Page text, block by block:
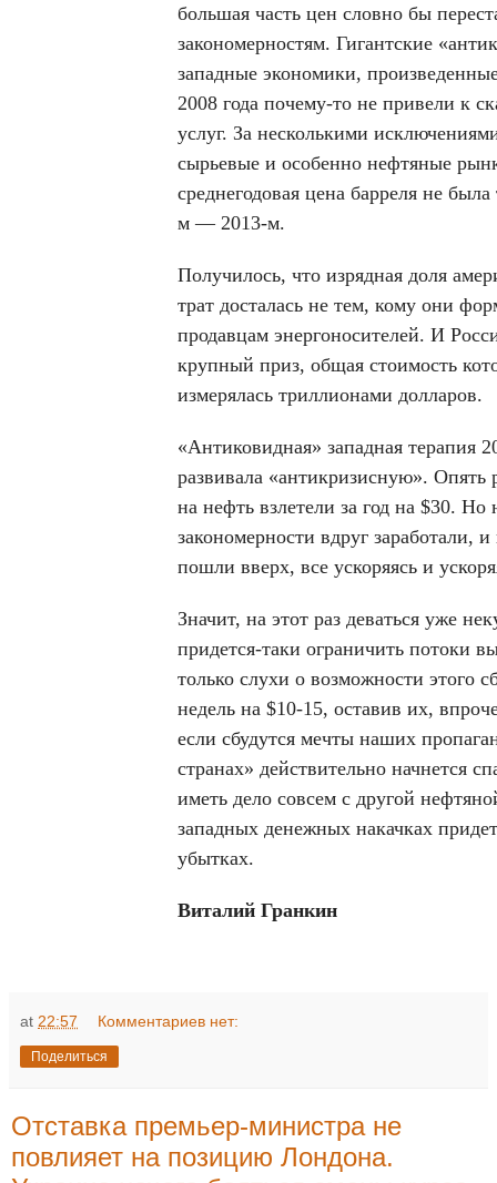
большая часть цен словно бы
закономерностям. Гигантские
западные экономики,
2008 года почему-то не привели к
услуг. За несколькими
сырьевые и особенно нефтяные
среднегодовая цена барреля не
м — 2013-м.
Получилось, что изрядная доля
трат досталась не тем, кому они
продавцам энергоносителей. И
крупный приз, общая стоимость
измерялась триллионами долларов.
«Антиковидная» западная терапия
развивала «антикризисную».
на нефть взлетели за год на $30.
закономерности вдруг заработали,
пошли вверх, все ускоряясь и
Значит, на этот раз деваться уже
придется-таки ограничить потоки
только слухи о возможности этого
недель на $10-15, оставив их,
если сбудутся мечты наших
странах» действительно начнется
иметь дело совсем с другой
западных денежных накачках
убытках.
Виталий Гранкин
at 22:57 Комментариев нет:
Поделиться
Отставка премьер-министра не
повлияет на позицию Лондона.